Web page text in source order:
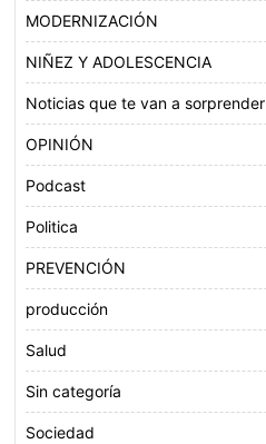
MODERNIZACIÓN
NIÑEZ Y ADOLESCENCIA
Noticias que te van a sorprender
OPINIÓN
Podcast
Politica
PREVENCIÓN
producción
Salud
Sin categoría
Sociedad